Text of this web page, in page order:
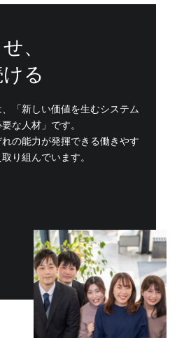
、
る
「新しい価値を生むシステム
な人材」です。
の能力が発揮できる働きやす
り組んでいます。